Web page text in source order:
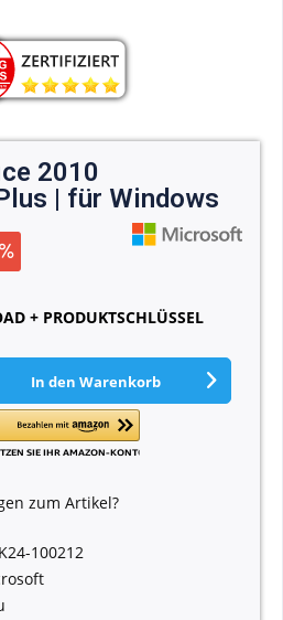
2010
| für Windows
+ PRODUKTSCHLÜSSEL
In den Warenkorb
zum Artikel?
100212